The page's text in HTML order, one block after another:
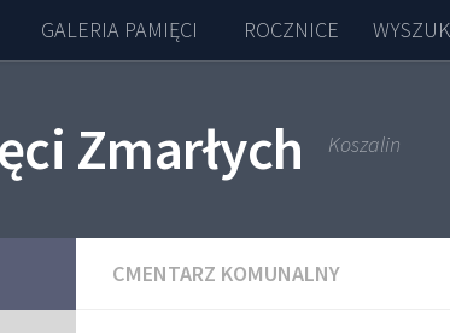
GALERIA PAMIĘCI ROCZNICE
Zmarłych Koszalin
CMENTARZ KOMUNALNY